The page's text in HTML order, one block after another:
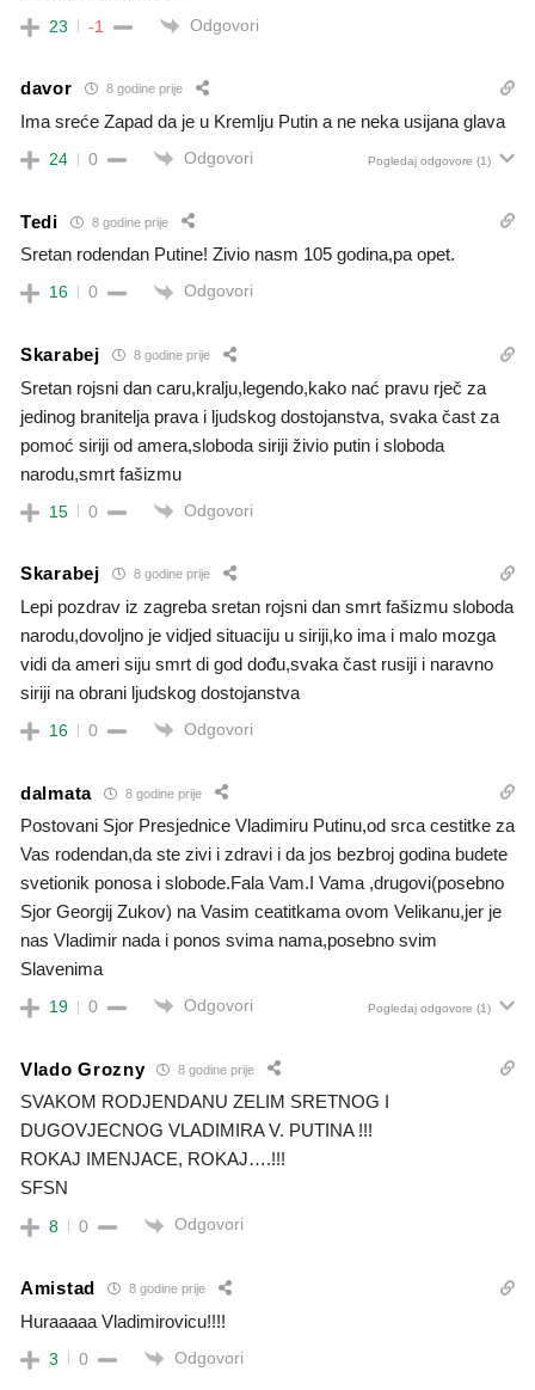
23 -1 Odgovori
davor 8 godine prije
Ima sreće Zapad da je u Kremlju Putin a ne neka usijana glava
24 0 Odgovori Pogledaj odgovore (1)
Tedi 8 godine prije
Sretan rodendan Putine! Zivio nasm 105 godina,pa opet.
16 0 Odgovori
Skarabej 8 godine prije
Sretan rojsni dan caru,kralju,legendo,kako nać pravu rječ za
jedinog branitelja prava i ljudskog dostojanstva, svaka čast za
pomoć siriji od amera,sloboda siriji živio putin i sloboda
narodu,smrt fašizmu
15 0 Odgovori
Skarabej 8 godine prije
Lepi pozdrav iz zagreba sretan rojsni dan smrt fašizmu sloboda
narodu,dovoljno je vidjed situaciju u siriji,ko ima i malo mozga
vidi da ameri siju smrt di god dođu,svaka čast rusiji i naravno
siriji na obrani ljudskog dostojanstva
16 0 Odgovori
dalmata 8 godine prije
Postovani Sjor Presjednice Vladimiru Putinu,od srca cestitke za
Vas rodendan,da ste zivi i zdravi i da jos bezbroj godina budete
svetionik ponosa i slobode.Fala Vam.I Vama ,drugovi(posebno
Sjor Georgij Zukov) na Vasim ceatitkama ovom Velikanu,jer je
nas Vladimir nada i ponos svima nama,posebno svim
Slavenima
19 0 Odgovori Pogledaj odgovore (1)
Vlado Grozny 8 godine prije
SVAKOM RODJENDANU ZELIM SRETNOG I
DUGOVJECNOG VLADIMIRA V. PUTINA !!!
ROKAJ IMENJACE, ROKAJ….!!!
SFSN
8 0 Odgovori
Amistad 8 godine prije
Huraaaaa Vladimirovicu!!!!
3 0 Odgovori